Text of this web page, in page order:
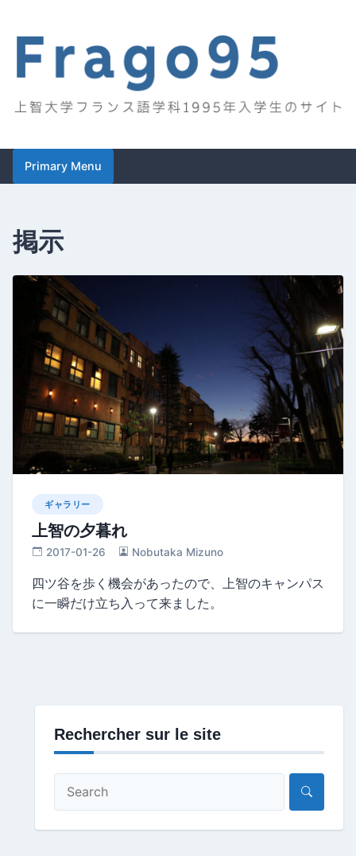
content
Frago95
Primary Menu
掲示
ギャラリー
上智の夕暮れ
2017-01-26 Nobutaka Mizuno
四ツ谷を歩く機会があったので、上智のキャンパス
に一瞬だけ立ち入って来ました。
Rechercher sur le site